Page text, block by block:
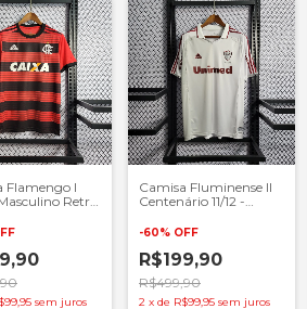
Flamengo I
Retrô
sem juros
Camisa Fluminense II
Centenário 11/12 -
Branco
-60% OFF
R$199,90
R$499,90
2 x de R$99,95 sem juros